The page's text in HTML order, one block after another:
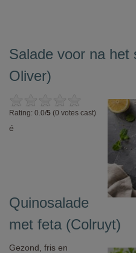
Salade voor na het
Oliver)
Rating: 0.0/5 (0 votes cast)
é
Quinosalade
met feta (Colruyt)
Gezond, fris en